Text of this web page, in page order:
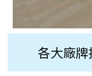
各大廠